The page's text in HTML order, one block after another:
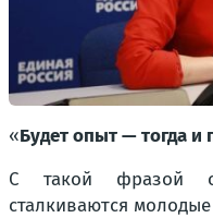
«Будет опыт — тогда и
С такой фразой
сталкиваются